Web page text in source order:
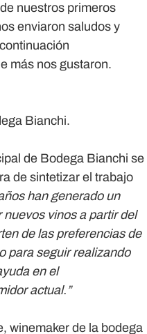
nuestros primeros
enviaron saludos y
más nos gustaron.
Bianchi.
de Bodega Bianchi se
de sintetizar el trabajo
han generado un
vinos a partir del
de las preferencias de
para seguir realizando
en el
actual.”
, winemaker de la bodega